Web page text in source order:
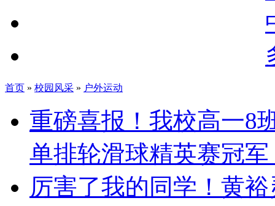
首页 » 校园风采 » 户外运动
重磅喜报！我校高一8
单排轮滑球精英赛冠军
厉害了我的同学！黄